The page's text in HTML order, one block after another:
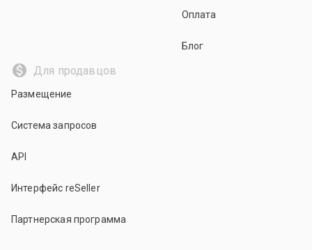
Оплата
Блог
Для продавцов
Размещение
Система запросов
API
Интерфейс reSeller
Партнерская программа